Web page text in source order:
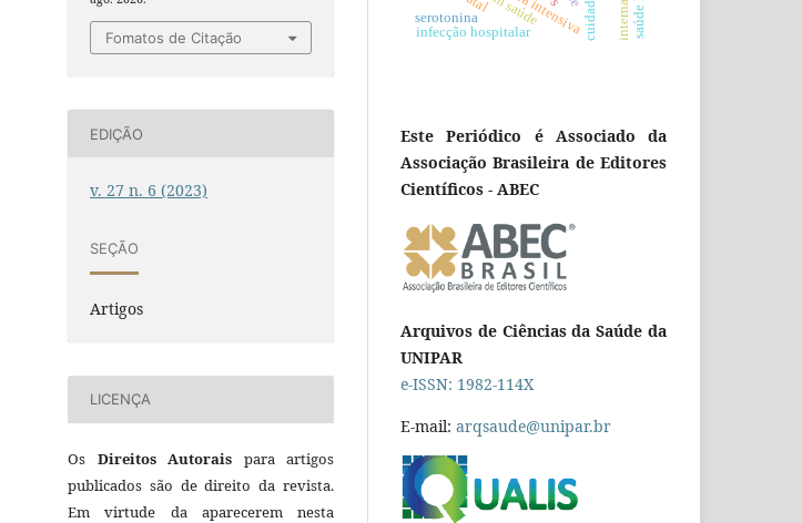
Fomatos de Citação
EDIÇÃO
v. 27 n. 6 (2023)
SEÇÃO
Artigos
LICENÇA
Os Direitos Autorais para artigos
publicados são de direito da revista.
Em virtude da aparecerem nesta
infecção hospitalar
serotonina
Este Periódico é Associado da
Associação Brasileira de Editores
Científicos - ABEC
Arquivos de Ciências da Saúde da
UNIPAR
e-ISSN: 1982-114X
E-mail: arqsaude@unipar.br